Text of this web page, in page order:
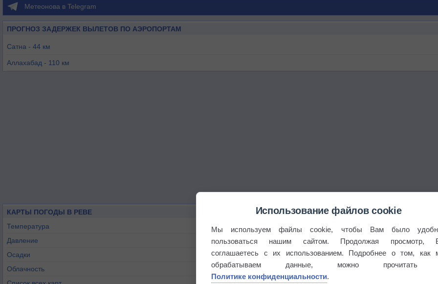
Метеонова в Telegram
ПРОГНОЗ ЗАДЕРЖЕК ВЫЛЕТОВ ПО АЭРОПОРТАМ
Сатна - 44 км
Аллахабад - 110 км
КАРТЫ ПОГОДЫ В РЕВЕ
Температура
Давление
Осадки
Облачность
Использование файлов cookie
Мы используем файлы cookie, чтобы Вам было
пользоваться нашим сайтом. Продолжая просмотр,
соглашаетесь с их использованием. Подробнее о том, как
обрабатываем данные, можно прочитать
Политике конфиденциальности.